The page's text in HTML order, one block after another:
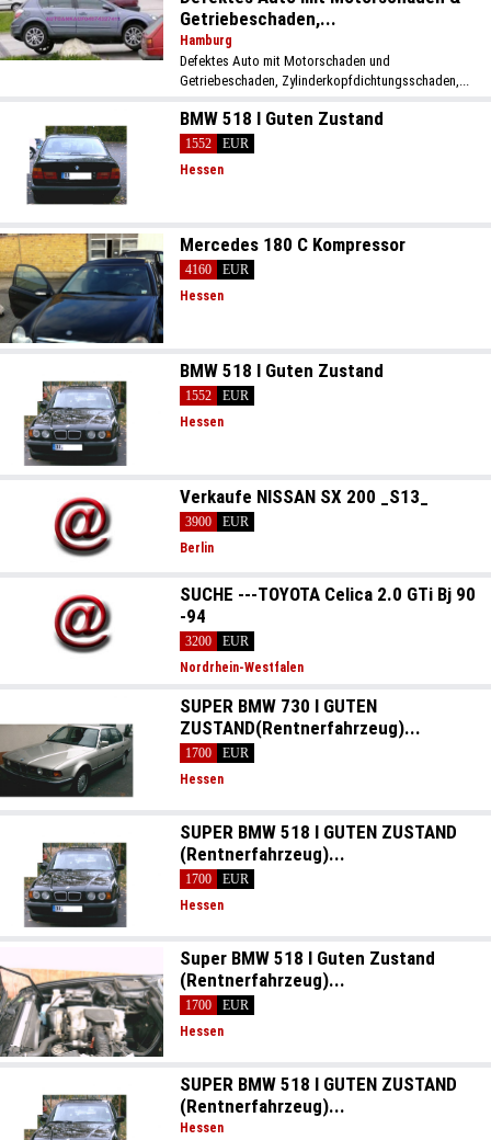
Getriebeschaden,...
Hamburg
Defektes Auto mit Motorschaden und
Getriebeschaden, Zylinderkopfdichtungsschaden,...
BMW 518 I Guten Zustand
1552
EUR
Hessen
Mercedes 180 C Kompressor
4160
EUR
Hessen
BMW 518 I Guten Zustand
1552
EUR
Hessen
Verkaufe NISSAN SX 200 _S13_
3900
EUR
Berlin
SUCHE ---TOYOTA Celica 2.0 GTi Bj 90
-94
3200
EUR
Nordrhein-Westfalen
SUPER BMW 730 I GUTEN
ZUSTAND(Rentnerfahrzeug)...
1700
EUR
Hessen
SUPER BMW 518 I GUTEN ZUSTAND
(Rentnerfahrzeug)...
1700
EUR
Hessen
Super BMW 518 I Guten Zustand
(Rentnerfahrzeug)...
1700
EUR
Hessen
SUPER BMW 518 I GUTEN ZUSTAND
(Rentnerfahrzeug)...
Hessen